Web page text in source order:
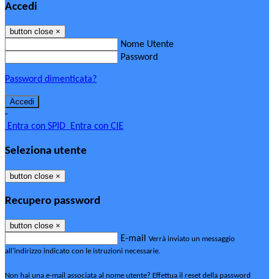
Accedi
button close ×
Nome Utente
Password
Password dimenticata?
-
Entra con SPID Entra con CIE
Seleziona utente
button close ×
Recupero password
button close ×
E-mail Verrà inviato un messaggio
all'indirizzo indicato con le istruzioni necessarie.
Non hai una e-mail associata al nome utente? Effettua il reset della password